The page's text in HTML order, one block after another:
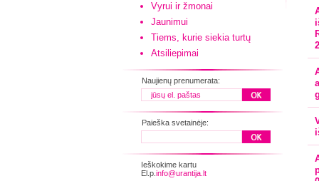
Vyrui ir žmonai
Jaunimui
Tiems, kurie siekia turtų
Atsiliepimai
Naujienų prenumerata:
Paieška svetainėje:
Ieškokime kartu
El.p. info@urantija.lt